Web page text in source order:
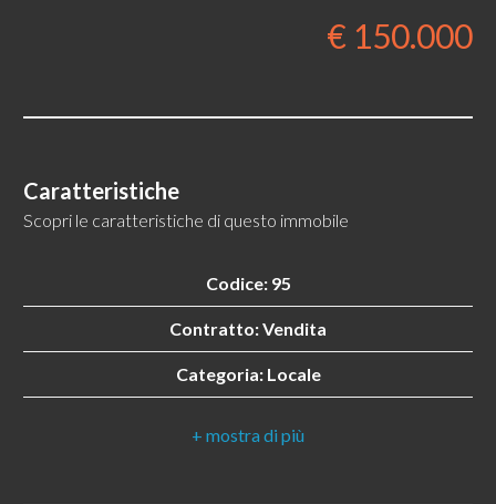
€ 150.000
Caratteristiche
Scopri le caratteristiche di questo immobile
Codice: 95
Contratto: Vendita
Categoria: Locale
minimi
1